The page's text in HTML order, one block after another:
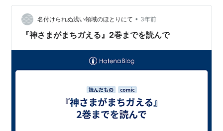
を離れて（？）シェアハウスに下宿。 ヒロインの、シェ
アハウスの大家の美女"かさね"は、兼業で大学の教員・
バグの研究者。 世界規…
名付けられぬ浅い領域のほとりにて • 3年前
『神さまがまちガえる』2巻までを読んで